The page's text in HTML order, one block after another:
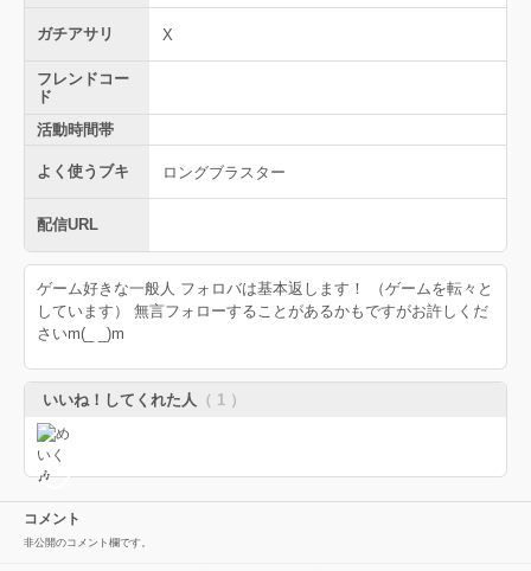
ガチアサリ X
フレンドコー
ド
活動時間帯
よく使うブキ ロングブラスター
配信URL
ゲーム好きな一般人 フォロバは基本返します！ （ゲームを転々と
しています） 無言フォローすることがあるかもですがお許しくだ
さいm(_ _)m
いいね！してくれた人 （ 1 ）
コメント
非公開のコメント欄です。